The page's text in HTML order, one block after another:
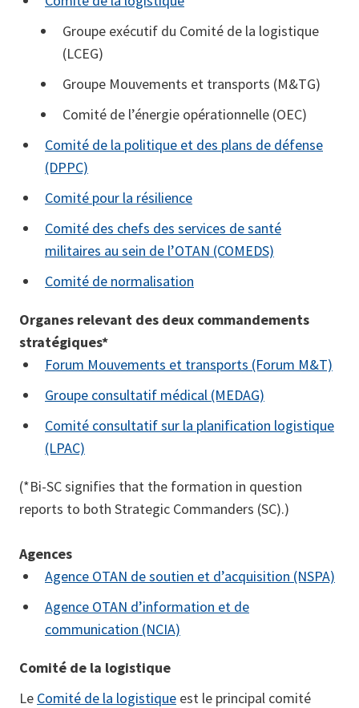
Groupe exécutif du Comité de la logistique
(LCEG)
Groupe Mouvements et transports (M&TG)
Comité de l’énergie opérationnelle (OEC)
Comité de la politique et des plans de défense
(DPPC)
Comité pour la résilience
Comité des chefs des services de santé
militaires au sein de l’OTAN (COMEDS)
Comité de normalisation
Organes relevant des deux commandements
stratégiques*
Forum Mouvements et transports (Forum M&T)
Groupe consultatif médical (MEDAG)
Comité consultatif sur la planification logistique
(LPAC)
(*Bi-SC signifies that the formation in question
reports to both Strategic Commanders (SC).)
Agences
Agence OTAN de soutien et d’acquisition (NSPA)
Agence OTAN d’information et de
communication (NCIA)
Comité de la logistique
Le Comité de la logistique est le principal comité